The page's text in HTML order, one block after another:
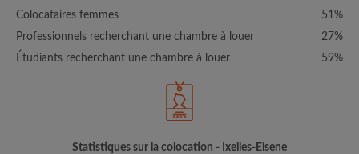
Colocataires femmes
51%
Professionnels recherchant une chambre à louer
27%
Étudiants recherchant une chambre à louer
59%
Statistiques sur la colocation - Ixelles-Elsene